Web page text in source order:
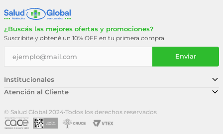
¿Buscás las mejores ofertas y promociones?
Suscribite y obtené un 10% OFF en tu primera compra
Enviar
Institucionales
Conocé nuestra historia
Trabajá con nosotros
Atención al Cliente
© Salud Global 2024·Todos los derechos reservados